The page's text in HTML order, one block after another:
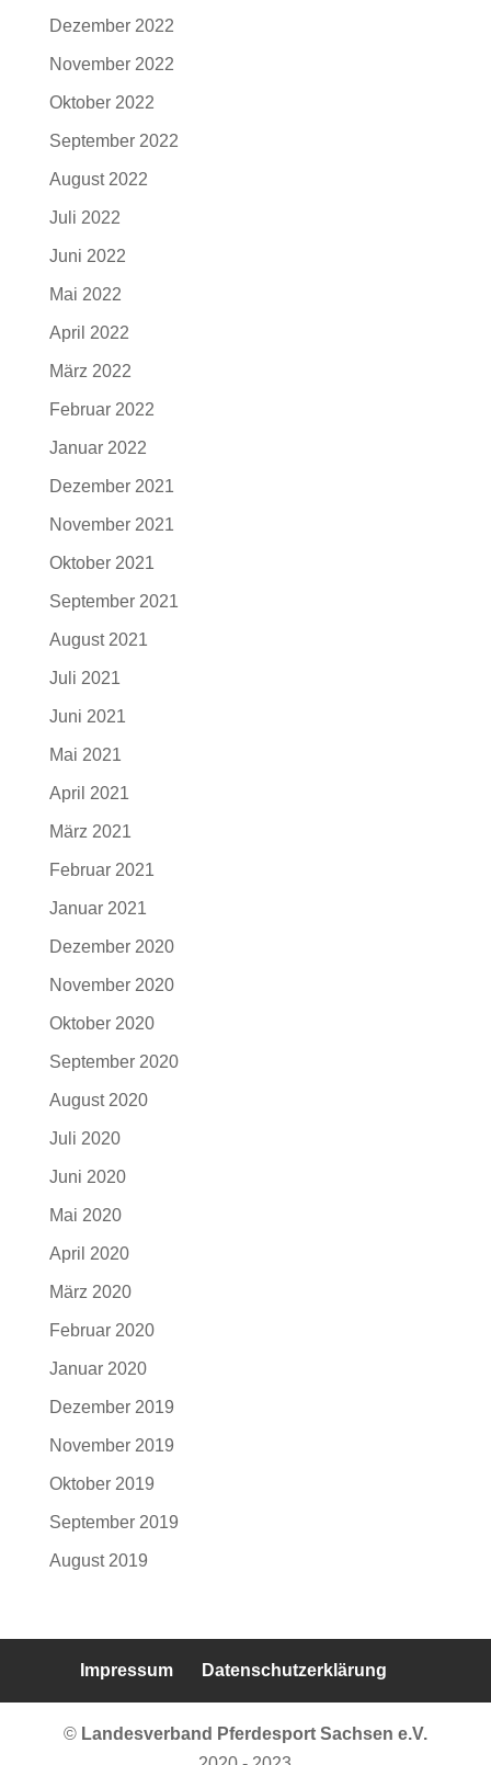
Dezember 2022
November 2022
Oktober 2022
September 2022
August 2022
Juli 2022
Juni 2022
Mai 2022
April 2022
März 2022
Februar 2022
Januar 2022
Dezember 2021
November 2021
Oktober 2021
September 2021
August 2021
Juli 2021
Juni 2021
Mai 2021
April 2021
März 2021
Februar 2021
Januar 2021
Dezember 2020
November 2020
Oktober 2020
September 2020
August 2020
Juli 2020
Juni 2020
Mai 2020
April 2020
März 2020
Februar 2020
Januar 2020
Dezember 2019
November 2019
Oktober 2019
September 2019
August 2019
Impressum Datenschutzerklärung
© Landesverband Pferdesport Sachsen e.V.